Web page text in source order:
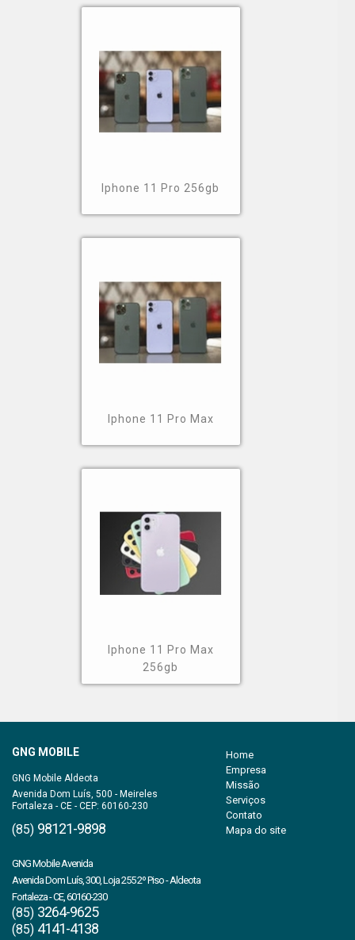
Iphone 11 Pro 256gb
Iphone 11 Pro Max
Iphone 11 Pro Max
256gb
GNG MOBILE
Avenida Dom Luís, 500 - Meireles
Fortaleza - CE - CEP: 60160-230
(85) 98121-9898
(85) 3264-9625
(85) 4141-4138
Home
Empresa
Missão
Serviços
Contato
Mapa do site